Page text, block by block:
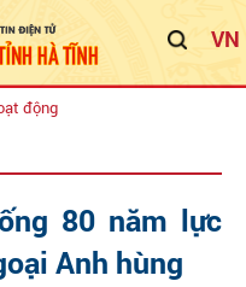
VN
động
80 năm lực
Anh hùng